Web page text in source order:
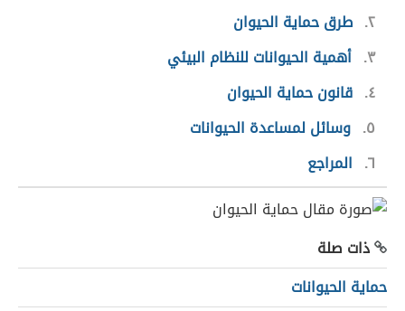
٢ طرق حماية الحيوان
٣ أهمية الحيوانات للنظام البيئي
٤ قانون حماية الحيوان
٥ وسائل لمساعدة الحيوانات
٦ المراجع
ذات صلة
حماية الحيوانات